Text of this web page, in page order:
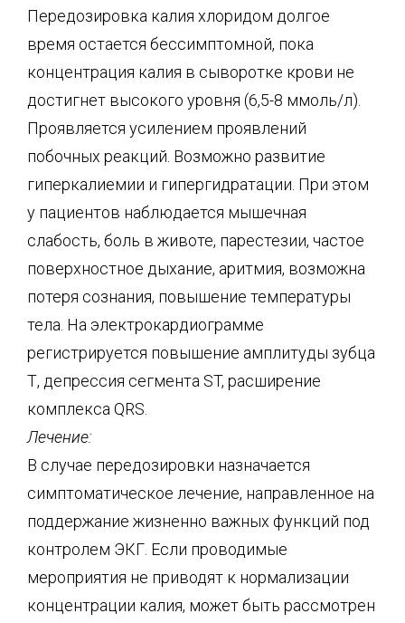
Передозировка калия хлоридом долгое
время остается бессимптомной, пока
концентрация калия в сыворотке крови не
достигнет высокого уровня (6,5-8 ммоль/л).
Проявляется усилением проявлений
побочных реакций. Возможно развитие
гиперкалиемии и гипергидратации. При этом
у пациентов наблюдается мышечная
слабость, боль в животе, парестезии, частое
поверхностное дыхание, аритмия, возможна
потеря сознания, повышение температуры
тела. На электрокардиограмме
регистрируется повышение амплитуды зубца
Т, депрессия сегмента ST, расширение
комплекса QRS.
Лечение:
В случае передозировки назначается
симптоматическое лечение, направленное на
поддержание жизненно важных функций под
контролем ЭКГ. Если проводимые
мероприятия не приводят к нормализации
концентрации калия, может быть рассмотрен